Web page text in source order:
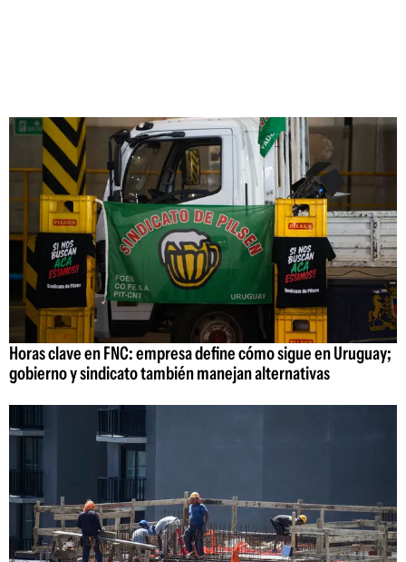
Horas clave en FNC: empresa define cómo sigue en Uruguay;
gobierno y sindicato también manejan alternativas